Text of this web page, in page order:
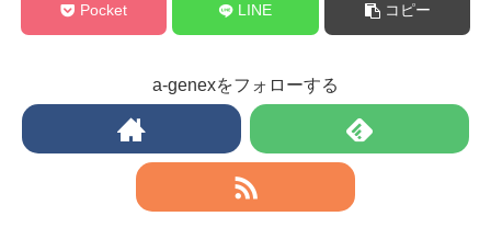
Pocket LINE コピー
a-genexをフォローする